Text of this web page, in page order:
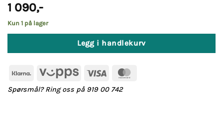
1 090,-
Kun 1 på lager
Legg i handlekurv
Klarna Vipps Visa
Spørsmål? Ring oss på 919 00 742